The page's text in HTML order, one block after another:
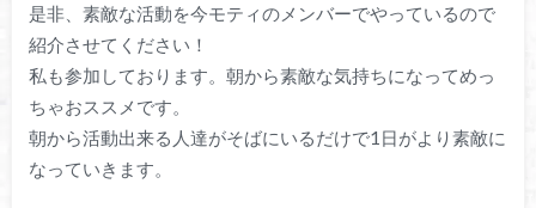
是非、素敵な活動を今モティのメンバーでやっているので
紹介させてください！
私も参加しております。朝から素敵な気持ちになってめっ
ちゃおススメです。
朝から活動出来る人達がそばにいるだけで1日がより素敵に
なっていきます。